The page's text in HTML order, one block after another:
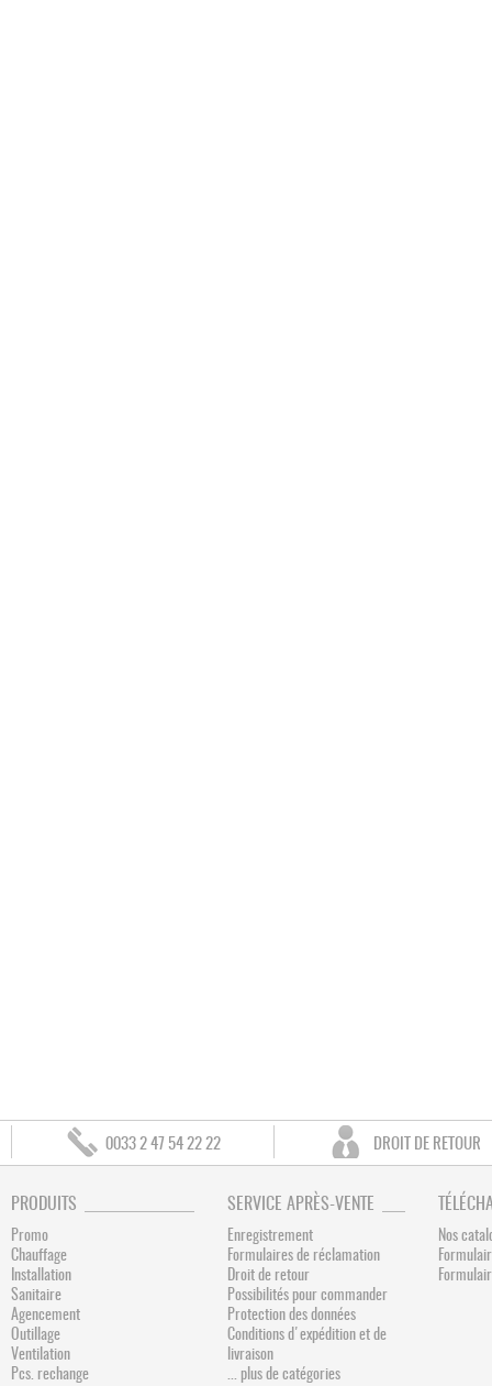
0033 2 47 54 22 22 DROIT DE RETOUR
PRODUITS
Promo
Chauffage
Installation
Sanitaire
Agencement
Outillage
Ventilation
Pcs. rechange
SERVICE APRÈS-VENTE
Enregistrement
Formulaires de réclamation
Droit de retour
Possibilités pour commander
Protection des données
Conditions d'expédition et de
livraison
... plus de catégories
Nos